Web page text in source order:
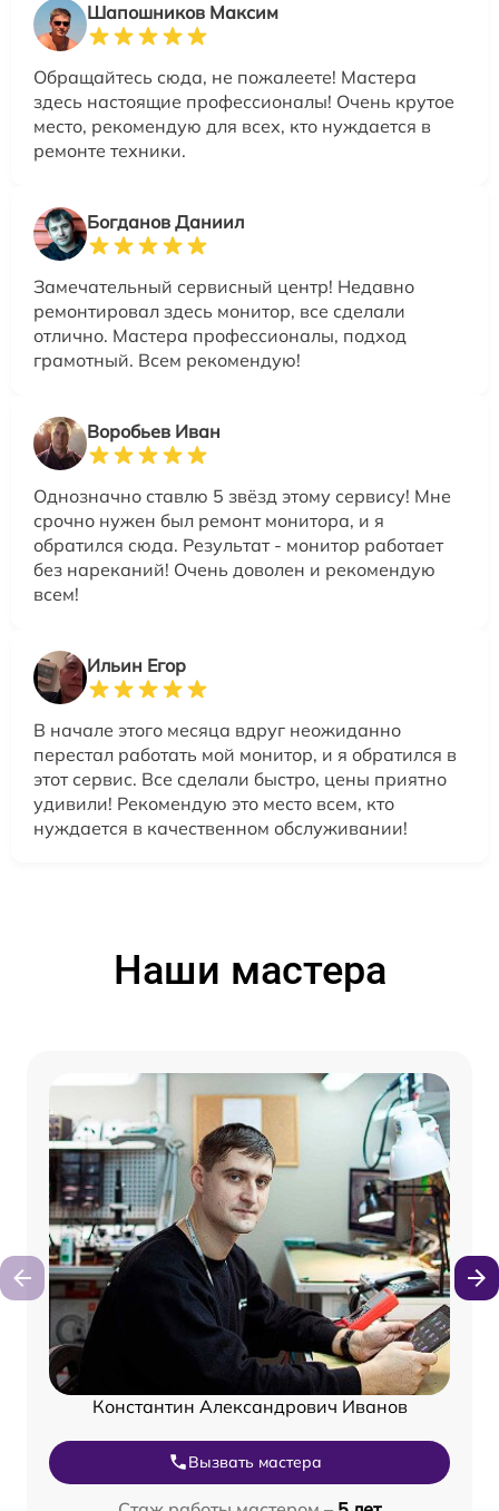
Шапошников Максим
Обращайтесь сюда, не пожалеете! Мастера
здесь настоящие профессионалы! Очень крутое
место, рекомендую для всех, кто нуждается в
ремонте техники.
Богданов Даниил
Замечательный сервисный центр! Недавно
ремонтировал здесь монитор, все сделали
отлично. Мастера профессионалы, подход
грамотный. Всем рекомендую!
Воробьев Иван
Однозначно ставлю 5 звёзд этому сервису! Мне
срочно нужен был ремонт монитора, и я
обратился сюда. Результат - монитор работает
без нареканий! Очень доволен и рекомендую
всем!
Ильин Егор
В начале этого месяца вдруг неожиданно
перестал работать мой монитор, и я обратился в
этот сервис. Все сделали быстро, цены приятно
удивили! Рекомендую это место всем, кто
нуждается в качественном обслуживании!
Наши мастера
Константин Александрович Иванов
Вызвать мастера